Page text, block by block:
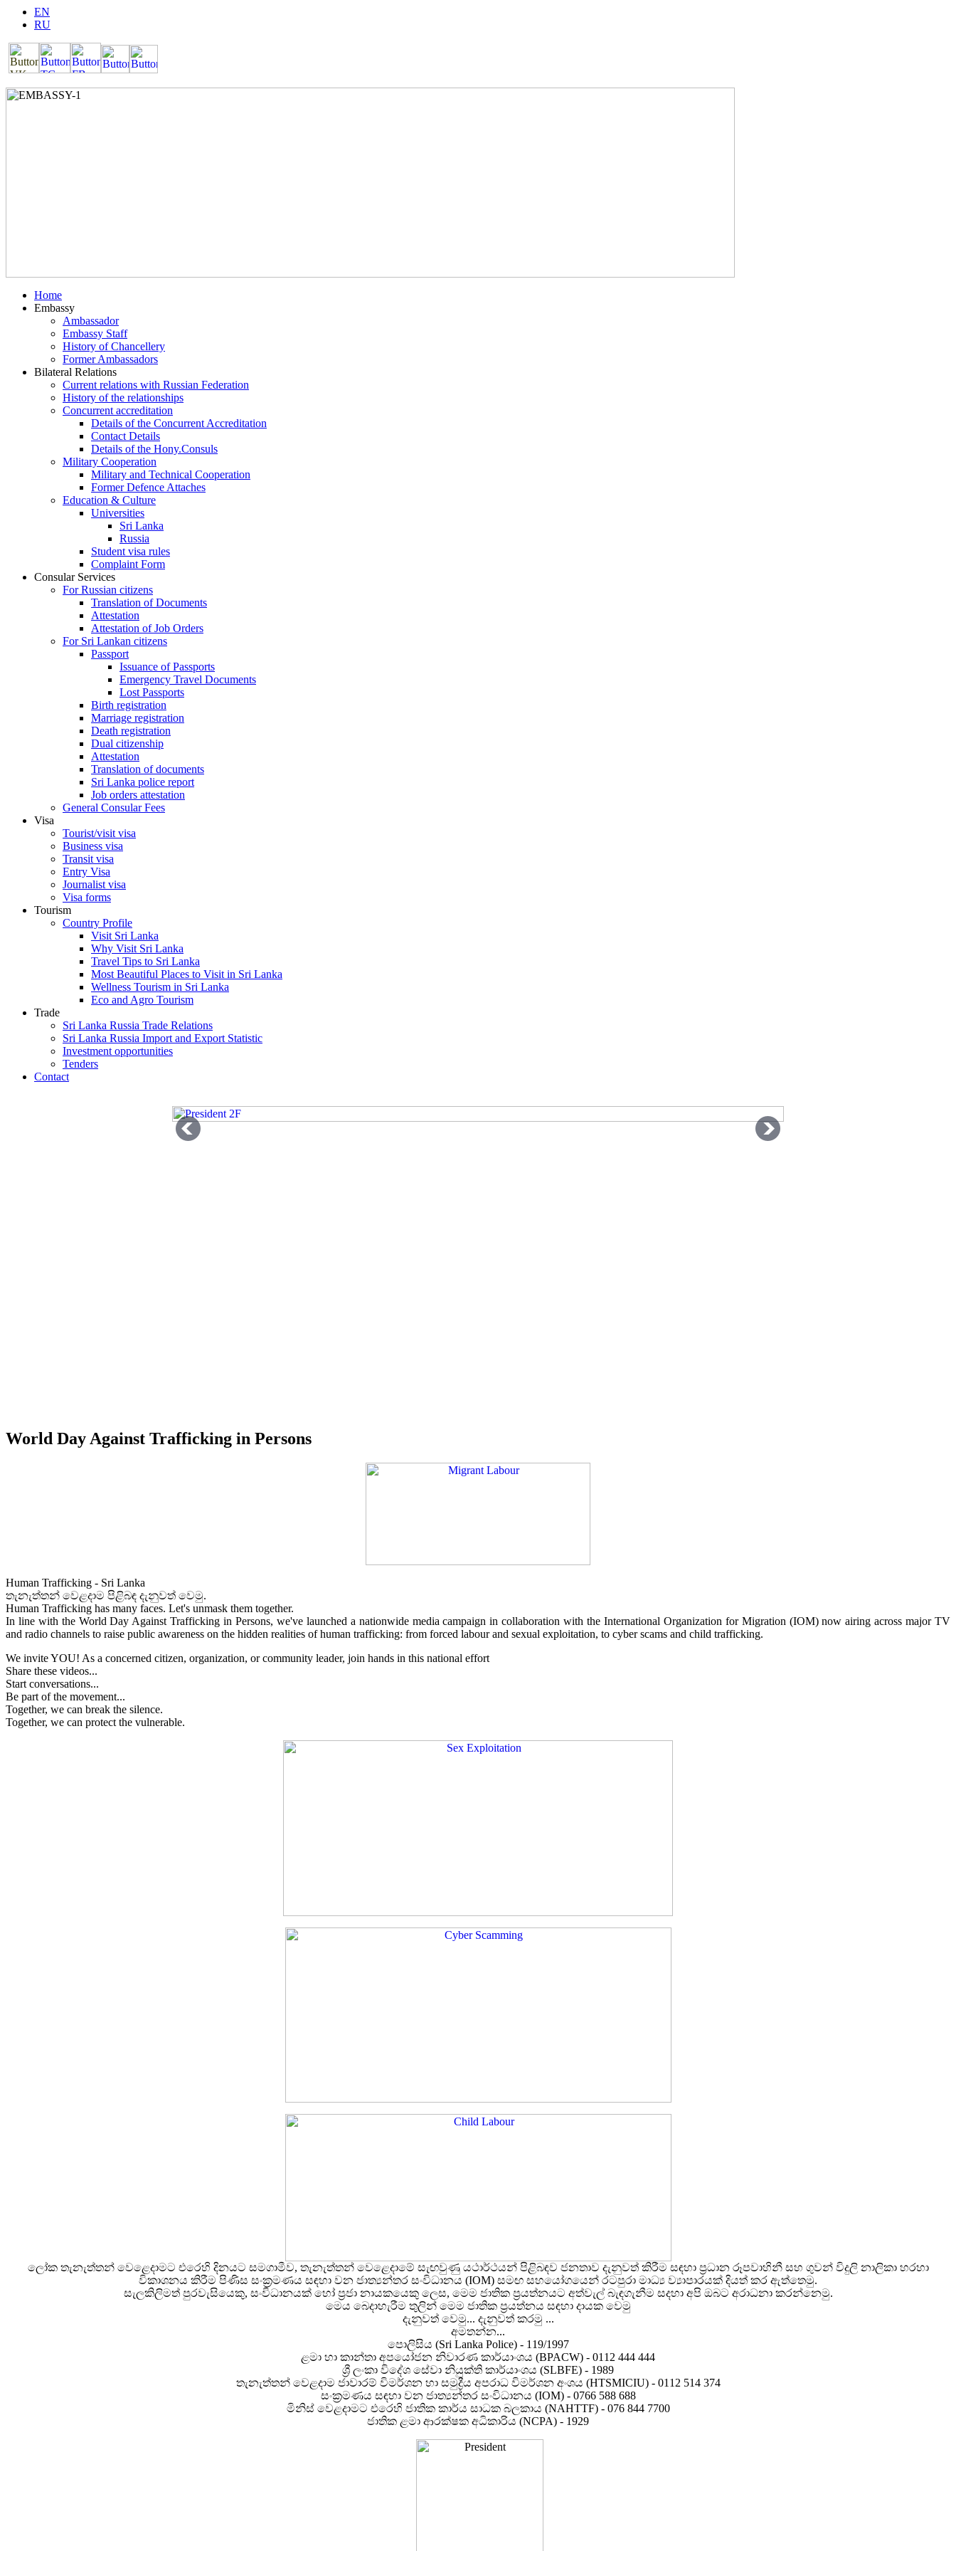
EN
RU
Home
Embassy
Ambassador
Embassy Staff
History of Chancellery
Former Ambassadors
Bilateral Relations
Current relations with Russian Federation
History of the relationships
Concurrent accreditation
Details of the Concurrent Accreditation
Contact Details
Details of the Hony.Consuls
Military Cooperation
Military and Technical Cooperation
Former Defence Attaches
Education & Culture
Universities
Sri Lanka
Russia
Student visa rules
Complaint Form
Consular Services
For Russian citizens
Translation of Documents
Attestation
Attestation of Job Orders
For Sri Lankan citizens
Passport
Issuance of Passports
Emergency Travel Documents
Lost Passports
Birth registration
Marriage registration
Death registration
Dual citizenship
Attestation
Translation of documents
Sri Lanka police report
Job orders attestation
General Consular Fees
Visa
Tourist/visit visa
Business visa
Transit visa
Entry Visa
Journalist visa
Visa forms
Tourism
Country Profile
Visit Sri Lanka
Why Visit Sri Lanka
Travel Tips to Sri Lanka
Most Beautiful Places to Visit in Sri Lanka
Wellness Tourism in Sri Lanka
Eco and Agro Tourism
Trade
Sri Lanka Russia Trade Relations
Sri Lanka Russia Import and Export Statistic
Investment opportunities
Tenders
Contact
World Day Against Trafficking in Persons
Human Trafficking - Sri Lanka
තැනැත්තන් වෙළදාම පිළිබඳ දැනුවත් වෙමු.
Human Trafficking has many faces. Let's unmask them together.
In line with the World Day Against Trafficking in Persons, we've launched a nationwide media campaign in collaboration with the International Organization for Migration (IOM) now airing across major TV
and radio channels to raise public awareness on the hidden realities of human trafficking: from forced labour and sexual exploitation, to cyber scams and child trafficking.
We invite YOU! As a concerned citizen, organization, or community leader, join hands in this national effort
Share these videos...
Start conversations...
Be part of the movement...
Together, we can break the silence.
Together, we can protect the vulnerable.
ලෝක තැනැත්තන් වෙළෙදාමට එරෙහි දිනයට සමගාමීව, තැනැත්තන් වෙළෙදාමේ සැඟවුණු යථාර්ථයන් පිළිබඳව ජනතාව දැනුවත් කිරීම සඳහා ප්‍රධාන රූපවාහිනී සහ ගුවන් විදුලි නාලිකා හරහා
විකාශනය කිරීම පිණිස සංක්‍රමණය සඳහා වන ජාත්‍යන්තර සංවිධානය (IOM) සමඟ සහයෝගයෙන් රටපුරා මාධ්‍ය ව්‍යාපාරයක් දියත් කර ඇත්තෙමු.
සැලකිලිමත් පුරවැසියෙකු, සංවිධානයක් හෝ ප්‍රජා නායකයෙකු ලෙස, මෙම ජාතික ප්‍රයත්නයට අත්වැල් බැඳගැනීම සදහා අපි ඔබට අරාධනා කරන්නෙමු.
මෙය බෙදාහැරීම තුලින් මෙම ජාතික ප්‍රයත්නය සඳහා දායක වෙමු
දැනුවත් වෙමු... දැනුවත් කරමු ...
අමතන්න...
පොලිසිය (Sri Lanka Police) - 119/1997
ළමා හා කාන්තා අපයෝජන නිවාරණ කාර්යාංශය (BPACW) - 0112 444 444
ශ්‍රී ලංකා විදේශ සේවා නියුක්ති කාර්යාංශය (SLBFE) - 1989
තැනැත්තන් වෙළදාම ජාවාරම් විමර්ශන හා සමුද්‍රීය අපරාධ විමර්ශන අංශය (HTSMICIU) - 0112 514 374
සංක්‍රමණය සඳහා වන ජාත්‍යන්තර සංවිධානය (IOM) - 0766 588 688
මිනිස් වෙළදාමට එරෙහි ජාතික කාර්ය සාධක බලකාය (NAHTTF) - 076 844 7700
ජාතික ළමා ආරක්ෂක අධිකාරිය (NCPA) - 1929